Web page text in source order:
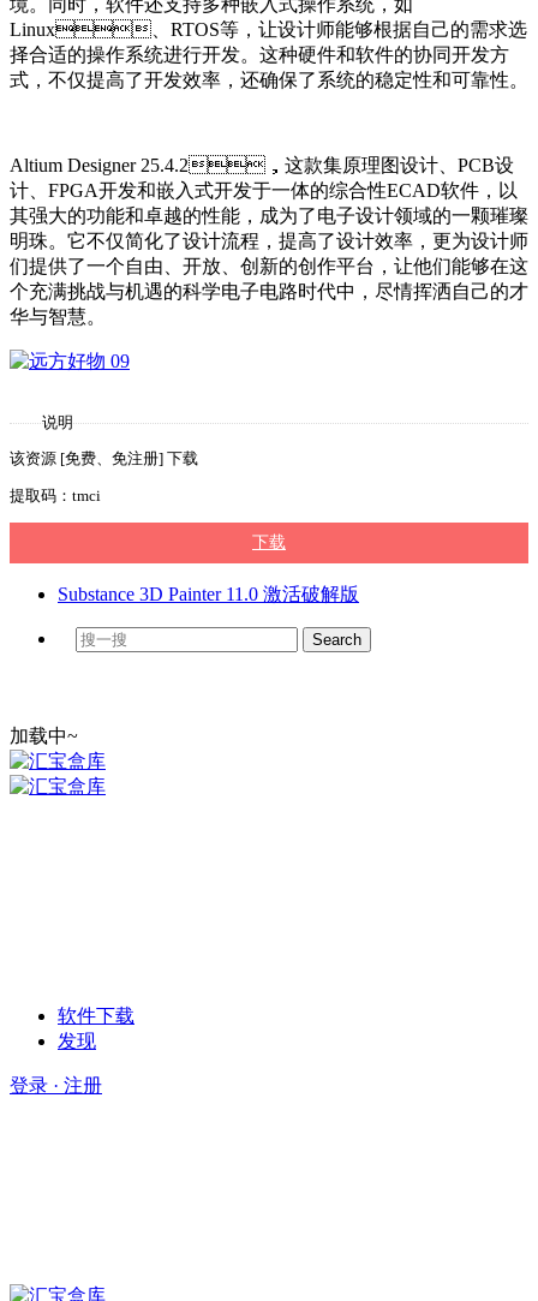
Linux、RTOS等，让设计师能够根据自己的需求选
择合适的操作系统进行开发。这种硬件和软件的协同开发方
式，不仅提高了开发效率，还确保了系统的稳定性和可靠性。
Altium Designer 25.4.2，这款集原理图设计、PCB设
计、FPGA开发和嵌入式开发于一体的综合性ECAD软件，以
其强大的功能和卓越的性能，成为了电子设计领域的一颗璀璨
明珠。它不仅简化了设计流程，提高了设计效率，更为设计师
们提供了一个自由、开放、创新的创作平台，让他们能够在这
个充满挑战与机遇的科学电子电路时代中，尽情挥洒自己的才
华与智慧。
说明
该资源 [免费、免注册] 下载
提取码：tmci
下载
Substance 3D Painter 11.0 激活破解版
加载中~
软件下载
发现
登录 · 注册